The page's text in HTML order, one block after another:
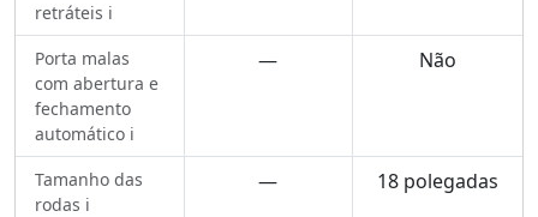
retráteis ℹ️
Porta malas
com abertura e
fechamento
automático ℹ️
— Não
Tamanho das
rodas ℹ️
— 18 polegadas